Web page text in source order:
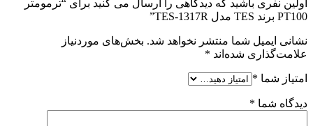
اولین نفری باشید که دیدگاهی را ارسال می کنید برای “ترمومتر
PT100 برند TES مدل TES-1317R”
نشانی ایمیل شما منتشر نخواهد شد. بخش‌های موردنیاز
علامت‌گذاری شده‌اند *
امتیاز شما *
دیدگاه شما *